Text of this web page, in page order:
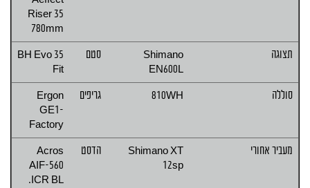
Riser 35
780mm
תצוגה
Shimano
EN600L
סטם
BH Evo 35
Fit
סוללה 810WH גריפים
Ergon
GE1-
Factory
מעביר אחורי
Shimano XT
12sp
הדסט
Acros
AIF-560
ICR BL.